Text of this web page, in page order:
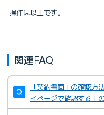
操作は以上です。
関連FAQ
「契約書面」の確認方
イページで確認する」の